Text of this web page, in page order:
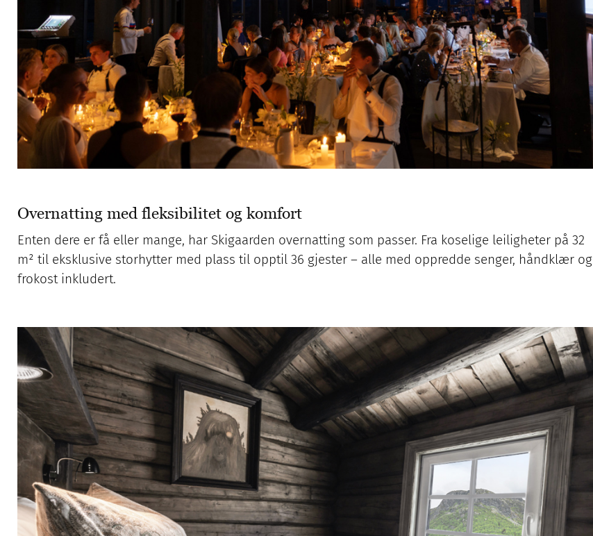
Overnatting med fleksibilitet og komfort
Enten dere er få eller mange, har Skigaarden overnatting som passer. Fra koselige leiligheter på 32
m² til eksklusive storhytter med plass til opptil 36 gjester – alle med oppredde senger, håndklær og
frokost inkludert.